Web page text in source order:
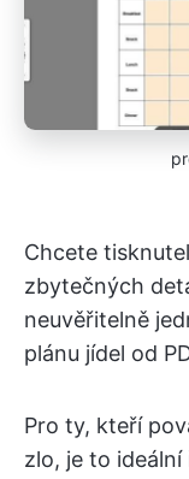
Chcete
zbytečných
neuvěřitelně
plánu jídel od
Pro ty, kteří
zlo, je to